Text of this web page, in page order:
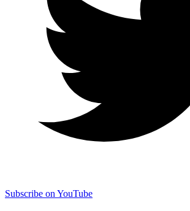
Subscribe on YouTube